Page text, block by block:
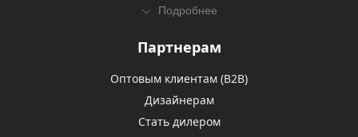
Подробнее
Партнерам
Оптовым клиентам (В2В)
Дизайнерам
Стать дилером